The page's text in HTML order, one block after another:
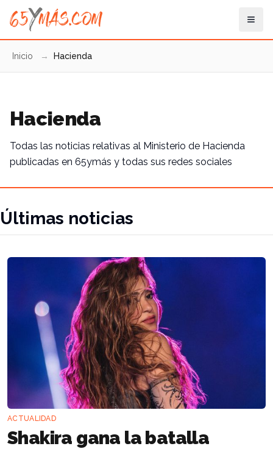
Inicio → Hacienda
Hacienda
Todas las noticias relativas al Ministerio de Hacienda
publicadas en 65ymás y todas sus redes sociales
Últimas noticias
ACTUALIDAD
Shakira gana la batalla